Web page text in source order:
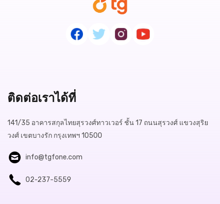
ติดต่อเราได้ที่
141/35 อาคารสกุลไทยสุรวงศ์ทาวเวอร์ ชั้น 17 ถนนสุรวงศ์ แขวงสุริย
วงศ์ เขตบางรัก กรุงเทพฯ 10500
info@tgfone.com
02-237-5559